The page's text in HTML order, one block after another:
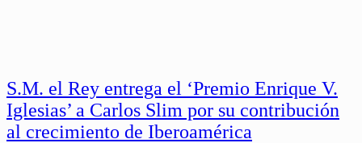
S.M. el Rey entrega el ‘Premio Enrique V.
Iglesias’ a Carlos Slim por su contribución
al crecimiento de Iberoamérica